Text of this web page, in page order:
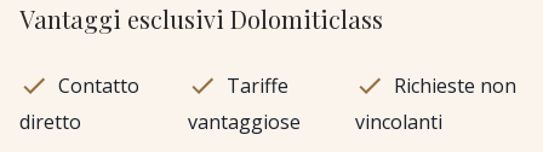
Vantaggi esclusivi Dolomiticlass
Contatto
diretto
Tariffe
vantaggiose
Richieste non
vincolanti